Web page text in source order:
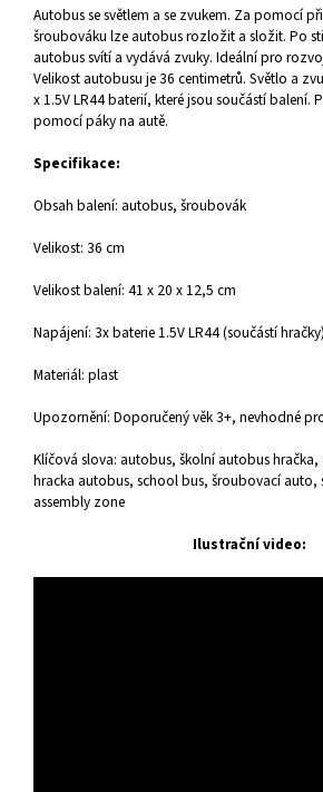
Autobus se světlem a se zvukem. Za pomocí
šroubováku lze autobus rozložit a složit. Po
autobus svítí a vydává zvuky. Ideální pro
Velikost autobusu je 36 centimetrů. Světlo a
x 1.5V LR44 baterií, které jsou součástí balení.
pomocí páky na autě.
Specifikace:
Obsah balení: autobus, šroubovák
Velikost: 36 cm
Velikost balení: 41 x 20 x 12,5 cm
Napájení: 3x baterie 1.5V LR44 (součástí hračky)
Materiál: plast
Upozornění: Doporučený věk 3+, nevhodné
Klíčová slova: autobus, školní autobus
hracka autobus, school bus, šroubovací
assembly zone
Ilustrační video: